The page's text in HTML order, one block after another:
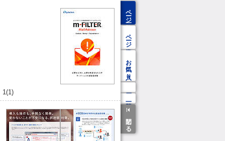
ページ一覧
ページ検索
お気に入り
閉じる
1(1)